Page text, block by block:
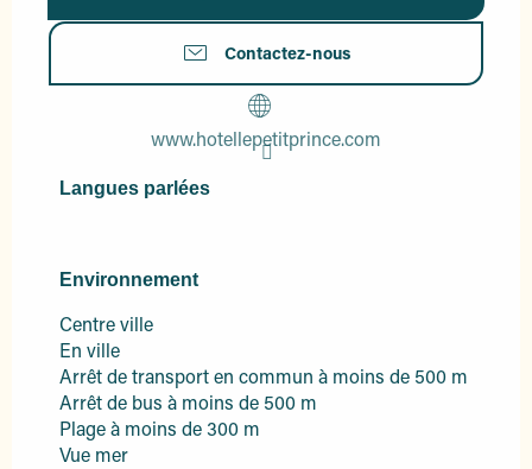
Contactez-nous
www.hotellepetitprince.com
Langues parlées
Langues parlées
Environnement
Environnement
Centre ville
En ville
Arrêt de transport en commun à moins de 500 m
Arrêt de bus à moins de 500 m
Plage à moins de 300 m
Vue mer